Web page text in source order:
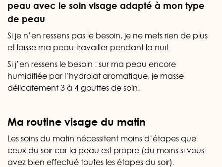
peau avec le soin visage adapté à mon type
de peau
Si je n’en ressens pas le besoin, je ne mets rien de plus
et laisse ma peau travailler pendant la nuit.
Si j’en ressens le besoin : sur ma peau encore
humidifiée par l’hydrolat aromatique, je masse
délicatement 3 à 4 gouttes de soin.
Ma routine visage du matin
Les soins du matin nécessitent moins d’étapes que
ceux du soir car la peau est propre (du moins si vous
avez bien effectué toutes les étapes du soir).